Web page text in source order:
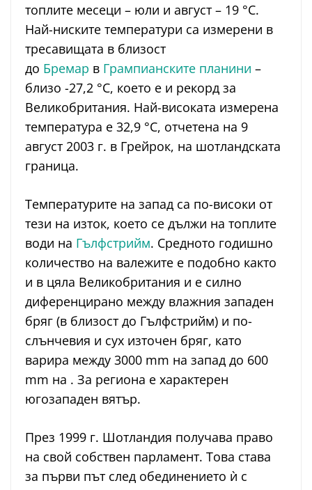
топлите месеци – юли и август – 19 °C.
Най-ниските температури са измерени в
тресавищата в близост
до Бремар в Грампианските планини –
близо -27,2 °C, което е и рекорд за
Великобритания. Най-високата измерена
температура е 32,9 °C, отчетена на 9
август 2003 г. в Грейрок, на шотландската
граница.
Температурите на запад са по-високи от
тези на изток, което се дължи на топлите
води на Гълфстрийм. Средното годишно
количество на валежите е подобно както
и в цяла Великобритания и е силно
диференцирано между влажния западен
бряг (в близост до Гълфстрийм) и по-
слънчевия и сух източен бряг, като
варира между 3000 mm на запад до 600
mm на . За региона е характерен
югозападен вятър.
През 1999 г. Шотландия получава право
на свой собствен парламент. Това става
за първи път след обединението ѝ с